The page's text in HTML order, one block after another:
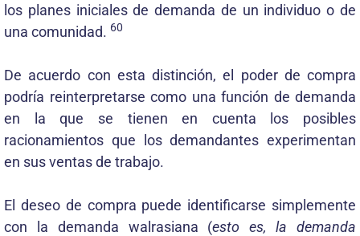
los planes iniciales de demanda de un individuo o de
una comunidad. 60
De acuerdo con esta distinción, el poder de compra
podría reinterpretarse como una función de demanda
en la que se tienen en cuenta los posibles
racionamientos que los demandantes experimentan
en sus ventas de trabajo.
El deseo de compra puede identificarse simplemente
con la demanda walrasiana (esto es, la demanda